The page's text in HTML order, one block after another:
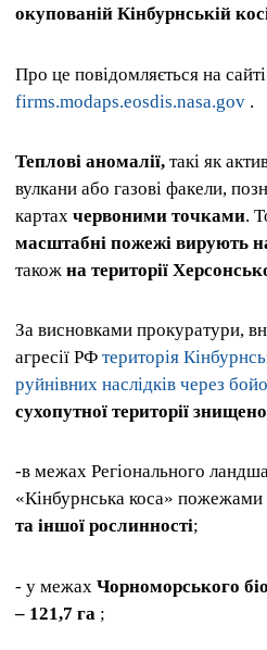
окупованій Кінбурнській
Про це повідомляється на сайті
firms.modaps.eosdis.nasa.gov .
Теплові аномалії, такі як
вулкани або газові факели,
картах червоними точками.
масштабні пожежі вирують
також на території
За висновками прокуратури,
агресії РФ територія
руйнівних наслідків через
сухопутної території
-в межах Регіонального
«Кінбурнська коса»
та іншої рослинності;
- у межах Чорноморського
– 121,7 га ;